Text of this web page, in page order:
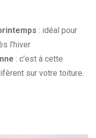
: idéal pour
l’hiver
: c’est à cette
sur votre toiture.